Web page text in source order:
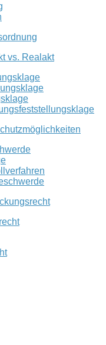
vs. Realakt